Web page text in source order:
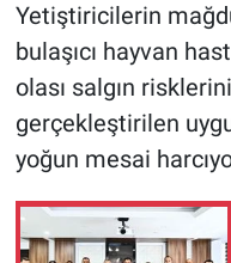
Yetiştiricilerin
bulaşıcı hayvan
olası salgın
gerçekleştirilen
yoğun mesai